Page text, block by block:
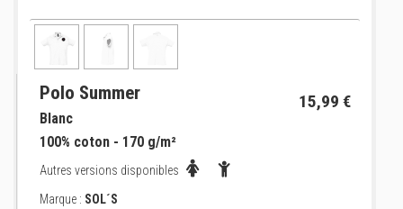
Polo Summer 15,99 €
Blanc
100% coton - 170 g/m²
Autres versions disponibles
Marque : SOL´S